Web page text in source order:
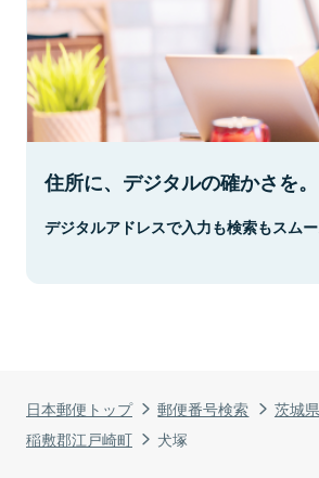
日本郵便トップ 郵便番号検索
茨城県
稲敷郡江戸崎町
犬塚
住所に、デジタルの確かさを。
デジタルアドレスで入力も検索もスムー